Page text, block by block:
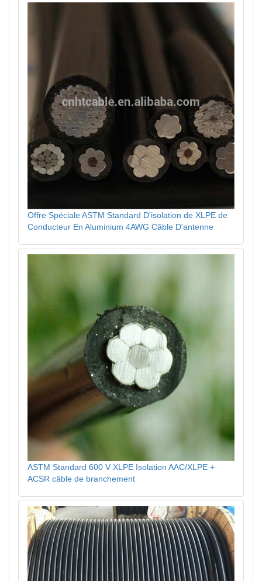
Offre Spéciale ASTM Standard D'isolation de XLPE de
Conducteur En Aluminium 4AWG Câble D'antenne
ASTM Standard 600 V XLPE Isolation AAC/XLPE +
ACSR câble de branchement